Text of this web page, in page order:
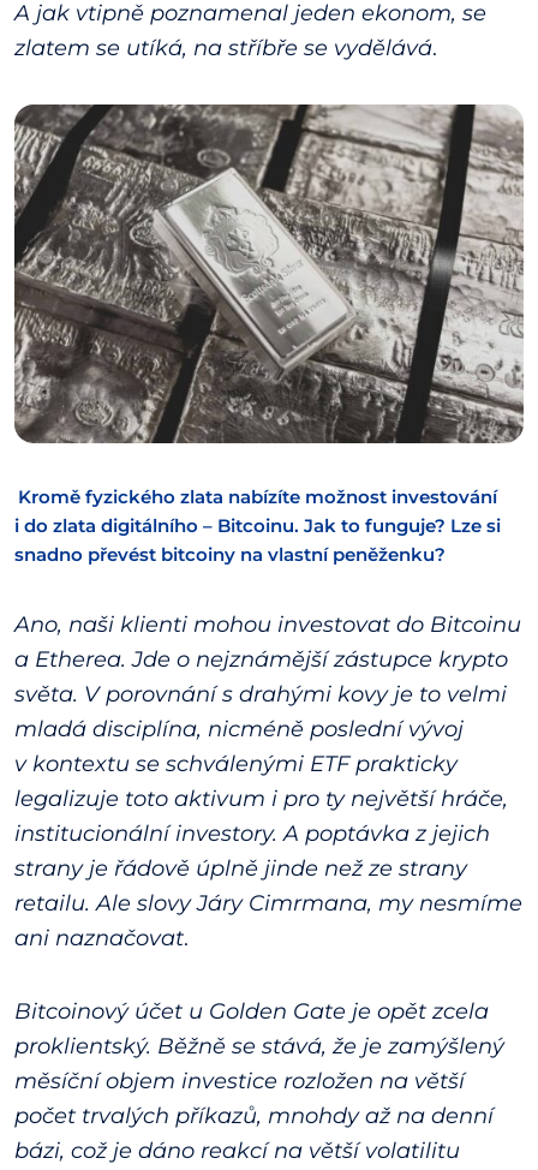
A jak vtipně poznamenal jeden ekonom, se
zlatem se utíká, na stříbře se vydělává.
Kromě fyzického zlata nabízíte možnost investování
i do zlata digitálního – Bitcoinu. Jak to funguje? Lze si
snadno převést bitcoiny na vlastní peněženku?
Ano, naši klienti mohou investovat do Bitcoinu
a Etherea. Jde o nejznámější zástupce krypto
světa. V porovnání s drahými kovy je to velmi
mladá disciplína, nicméně poslední vývoj
v kontextu se schválenými ETF prakticky
legalizuje toto aktivum i pro ty největší hráče,
institucionální investory. A poptávka z jejich
strany je řádově úplně jinde než ze strany
retailu. Ale slovy Járy Cimrmana, my nesmíme
ani naznačovat.
Bitcoinový účet u Golden Gate je opět zcela
proklientský. Běžně se stává, že je zamýšlený
měsíční objem investice rozložen na větší
počet trvalých příkazů, mnohdy až na denní
bázi, což je dáno reakcí na větší volatilitu